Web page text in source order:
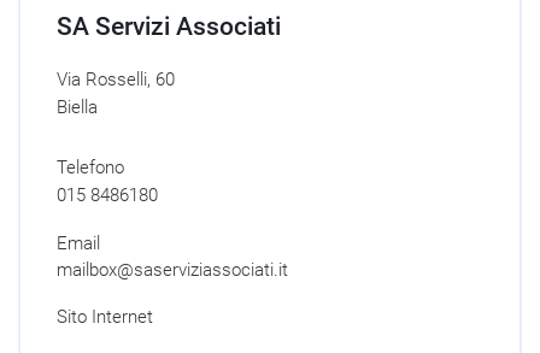
SA Servizi Associati
Via Rosselli, 60
Biella
Telefono
015 8486180
Email
mailbox@saserviziassociati.it
Sito Internet